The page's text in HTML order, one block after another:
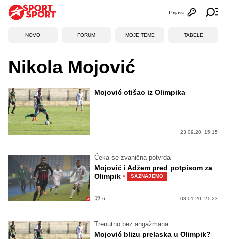
Otvori
Prijava
NOVO FORUM MOJE TEME TABELE
Nikola Mojović
Mojović otišao iz Olimpika
23.09.20. 15:15
Čeka se zvanična potvrda
Mojović i Adžem pred potpisom za
Olimpik · SAZNAJEMO
6 08.01.20. 21:23
Trenutno bez angažmana
Mojović blizu prelaska u Olimpik?